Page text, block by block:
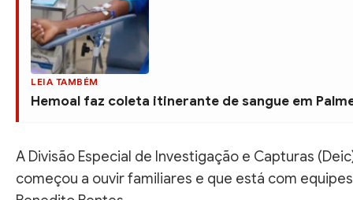
LEIA TAMBÉM
Hemoal faz coleta itinerante de sangue em
A Divisão Especial de Investigação e Capturas
começou a ouvir familiares e que está com